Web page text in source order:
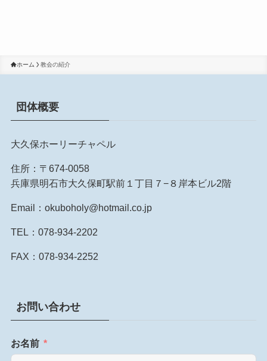
ホーム 教会の紹介
団体概要
大久保ホーリーチャペル
住所：〒674-0058
兵庫県明石市大久保町駅前１丁目７−８岸本ビル2階
Email：okuboholy@hotmail.co.jp
TEL：078-934-2202
FAX：078-934-2252
お問い合わせ
お名前